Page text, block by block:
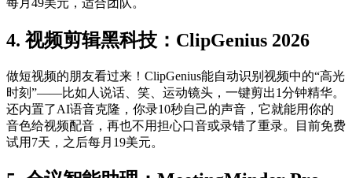
每月49美元，适合团队。
4. 视频剪辑黑科技：ClipGenius 2026
做短视频的朋友看过来！ClipGenius能自动识别视频中的“高光
时刻”——比如人说话、笑、运动镜头，一键剪出1分钟精华。
还内置了AI语音克隆，你录10秒自己的声音，它就能用你的
音色给视频配音，再也不用担心口音或录错了重录。目前免费
试用7天，之后每月19美元。